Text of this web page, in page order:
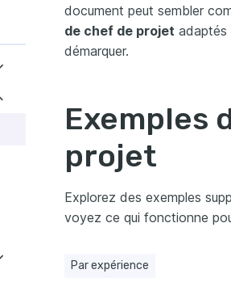
?
document peut sembler
de chef de projet adaptés
démarquer.
Exemples
projet
Explorez des exemples
voyez ce qui fonctionne
Par expérience